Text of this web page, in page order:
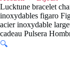
Lucktune bracelet
inoxydables figaro
acier inoxydable
cadeau Pulsera
🔍